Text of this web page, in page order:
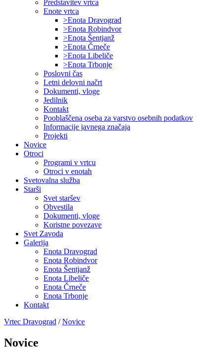
Predstavitev vrtca
Enote vrtca
>Enota Dravograd
>Enota Robindvor
>Enota Šentjanž
>Enota Črneče
>Enota Libeliče
>Enota Trbonje
Poslovni čas
Letni delovni načrt
Dokumenti, vloge
Jedilnik
Kontakt
Pooblaščena oseba za varstvo osebnih podatkov
Informacije javnega značaja
Projekti
Novice
Otroci
Programi v vrtcu
Otroci v enotah
Svetovalna služba
Starši
Svet staršev
Obvestila
Dokumenti, vloge
Koristne povezave
Svet Zavoda
Galerija
Enota Dravograd
Enota Robindvor
Enota Šentjanž
Enota Libeliče
Enota Črneče
Enota Trbonje
Kontakt
Vrtec Dravograd /Novice
Novice